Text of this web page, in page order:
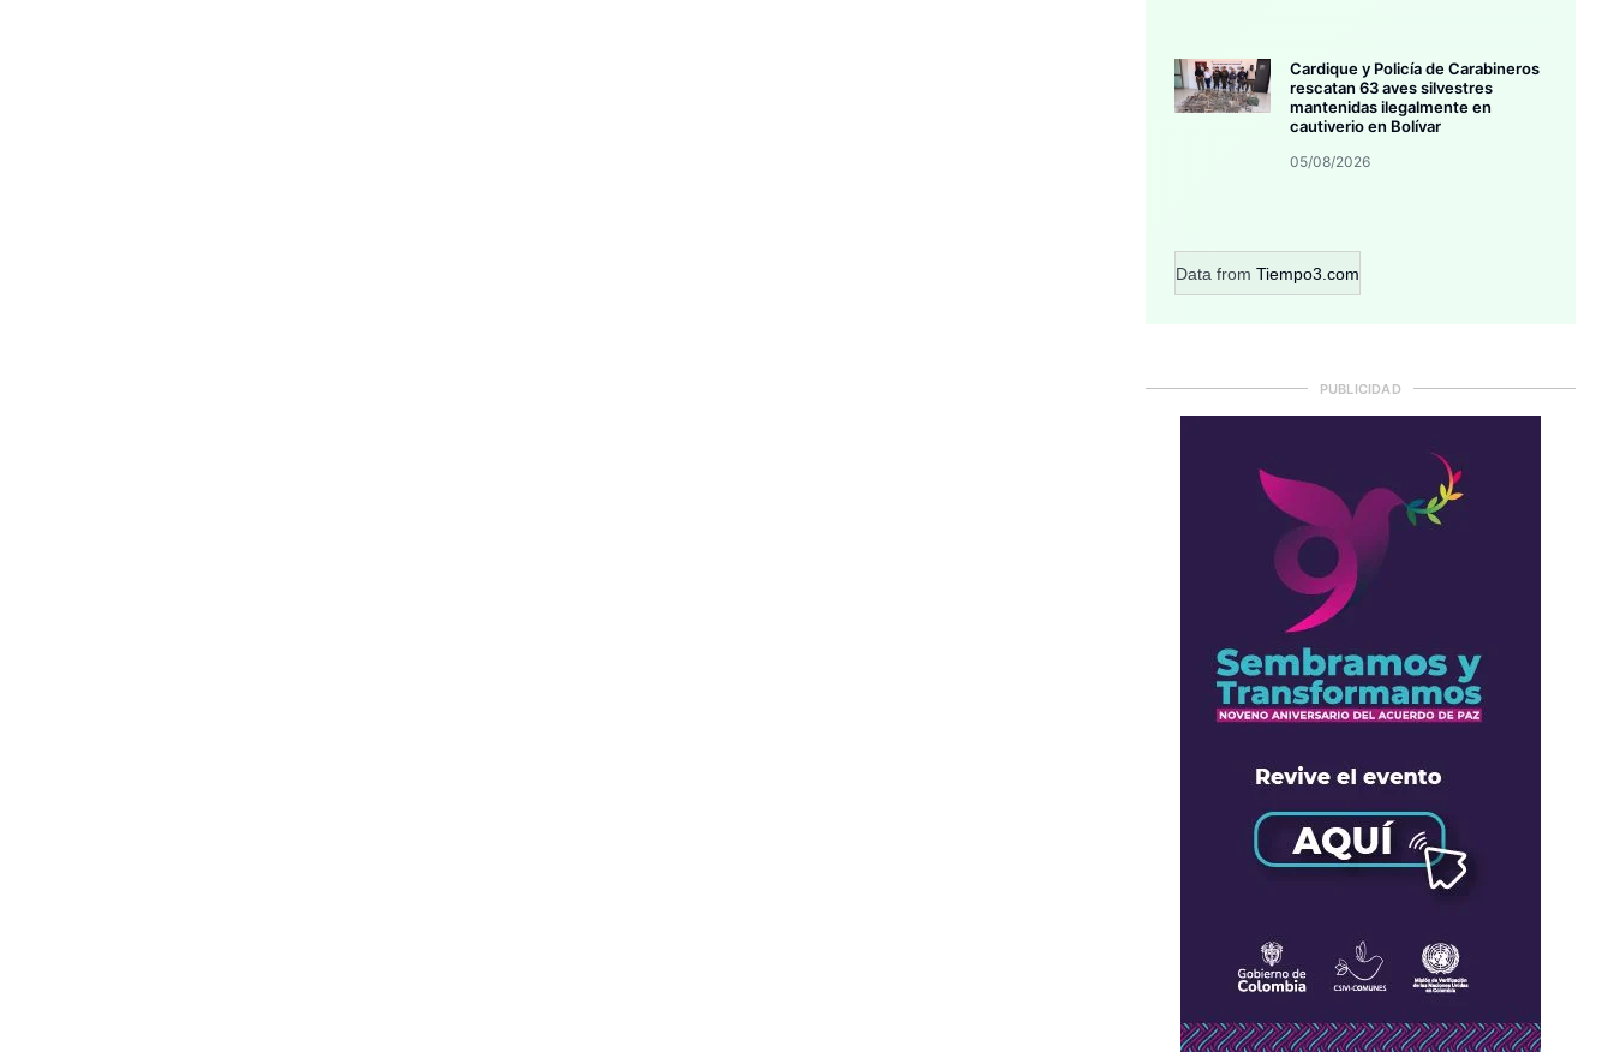
Cardique y Policía de Carabineros
rescatan 63 aves silvestres
mantenidas ilegalmente en
cautiverio en Bolívar
05/08/2026
Data from Tiempo3.com
PUBLICIDAD